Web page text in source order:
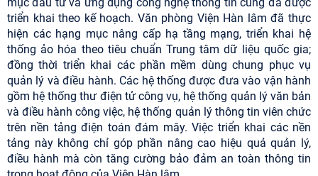
triển khai theo kế hoạch. Văn phòng Viện Hàn lâm đã thực
hiện các hạng mục nâng cấp hạ tầng mạng, triển khai hệ
thống ảo hóa theo tiêu chuẩn Trung tâm dữ liệu quốc gia;
đồng thời triển khai các phần mềm dùng chung phục vụ
quản lý và điều hành. Các hệ thống được đưa vào vận hành
gồm hệ thống thư điện tử công vụ, hệ thống quản lý văn bản
và điều hành công việc, hệ thống quản lý thông tin viên chức
trên nền tảng điện toán đám mây. Việc triển khai các nền
tảng này không chỉ góp phần nâng cao hiệu quả quản lý,
điều hành mà còn tăng cường bảo đảm an toàn thông tin